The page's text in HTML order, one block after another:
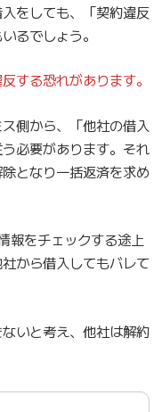
をしても、「契約違反
るでしょう。
する恐れがあります。
側から、「他社の借入
必要があります。それ
となり一括返済を求め
報をチェックする途上
から借入してもバレて
いと考え、他社は解約